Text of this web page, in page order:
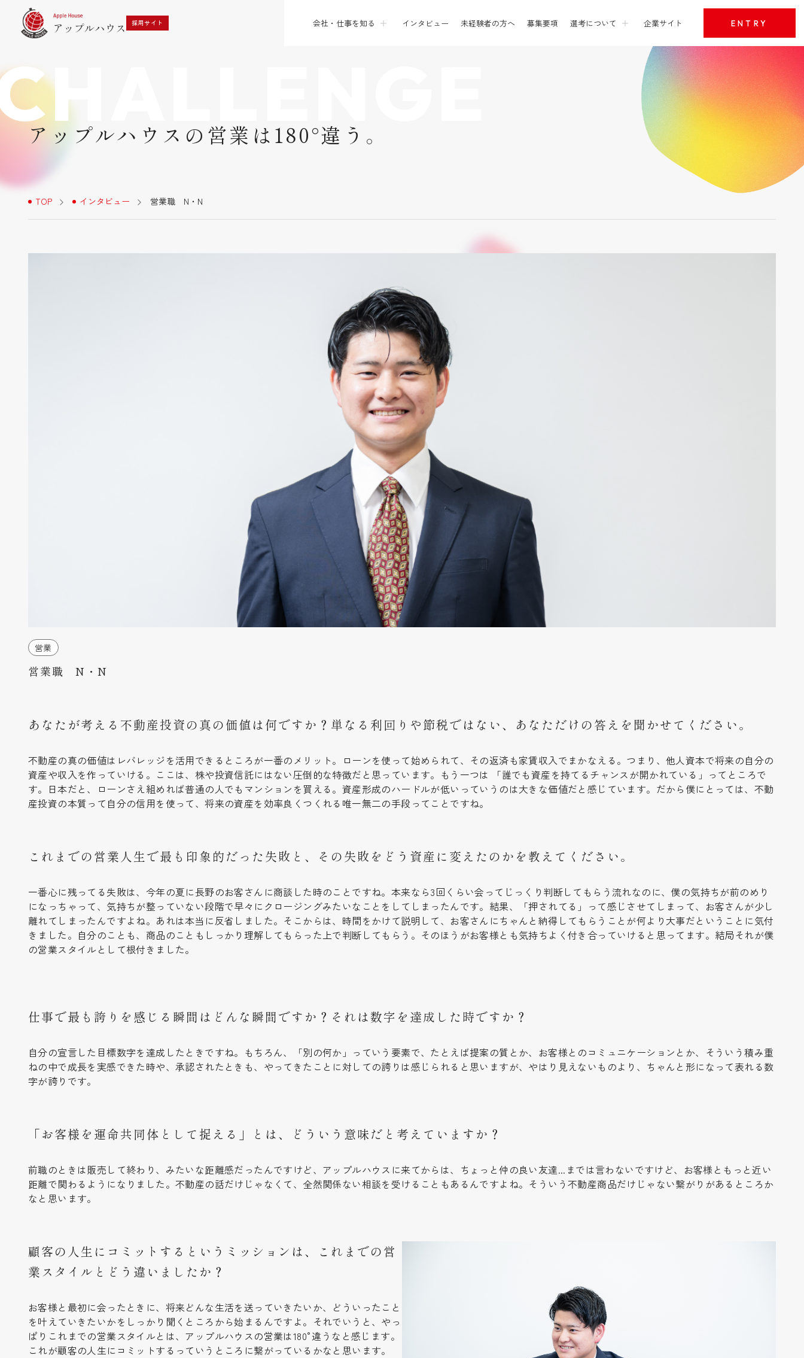
採用サイト 会社・仕事を知る インタビュー 未経験者の方へ 募集要項 選考について 企業サイト ENTRY
採用メッセージ・代表挨拶
営業スタイルとインセンティブ
文化と風土・特徴
選考フロー
アップルハウスの営業は180°違う。
TOP インタビュー 営業職 N・N
営業
営業職 N・N
あなたが考える不動産投資の真の価値は何ですか？単なる利回りや節税ではない、あなただけの答えを聞かせてください。
不動産の真の価値はレバレッジを活用できるところが一番のメリット。ローンを使って始められて、その返済も家賃収入でまかなえる。つまり、他人資本で将来の自分の
資産や収入を作っていける。ここは、株や投資信託にはない圧倒的な特徴だと思っています。もう一つは 「誰でも資産を持てるチャンスが開かれている」ってところで
す。日本だと、ローンさえ組めれば普通の人でもマンションを買える。資産形成のハードルが低いっていうのは大きな価値だと感じています。だから僕にとっては、不動
産投資の本質って自分の信用を使って、将来の資産を効率良くつくれる唯一無二の手段ってことですね。
これまでの営業人生で最も印象的だった失敗と、その失敗をどう資産に変えたのかを教えてください。
一番心に残ってる失敗は、今年の夏に長野のお客さんに商談した時のことですね。本来なら3回くらい会ってじっくり判断してもらう流れなのに、僕の気持ちが前のめり
になっちゃって、気持ちが整っていない段階で早々にクロージングみたいなことをしてしまったんです。結果、「押されてる」って感じさせてしまって、お客さんが少し
離れてしまったんですよね。あれは本当に反省しました。そこからは、時間をかけて説明して、お客さんにちゃんと納得してもらうことが何より大事だということに気付
きました。自分のことも、商品のこともしっかり理解してもらった上で判断してもらう。そのほうがお客様とも気持ちよく付き合っていけると思ってます。結局それが僕
の営業スタイルとして根付きました。
仕事で最も誇りを感じる瞬間はどんな瞬間ですか？それは数字を達成した時ですか？
自分の宣言した目標数字を達成したときですね。もちろん、「別の何か」っていう要素で、たとえば提案の質とか、お客様とのコミュニケーションとか、そういう積み重
ねの中で成長を実感できた時や、承認されたときも、やってきたことに対しての誇りは感じられると思いますが、やはり見えないものより、ちゃんと形になって表れる数
字が誇りです。
「お客様を運命共同体として捉える」とは、どういう意味だと考えていますか？
前職のときは販売して終わり、みたいな距離感だったんですけど、アップルハウスに来てからは、ちょっと仲の良い友達...までは言わないですけど、お客様ともっと近い
距離で関わるようになりました。不動産の話だけじゃなくて、全然関係ない相談を受けることもあるんですよね。そういう不動産商品だけじゃない繋がりがあるところか
なと思います。
顧客の人生にコミットするというミッションは、これまでの営
業スタイルとどう違いましたか？
お客様と最初に会ったときに、将来どんな生活を送っていきたいか、どういったこと
を叶えていきたいかをしっかり聞くところから始まるんですよ。それでいうと、やっ
ぱりこれまでの営業スタイルとは、アップルハウスの営業は180°違うなと感じます。
これが顧客の人生にコミットするっていうところに繋がっているかなと思います。